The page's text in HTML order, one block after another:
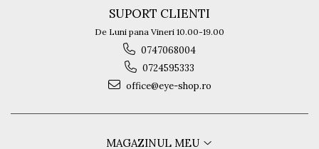
SUPORT CLIENTI
De Luni pana Vineri 10.00-19.00
0747068004
0724595333
office@eye-shop.ro
MAGAZINUL MEU